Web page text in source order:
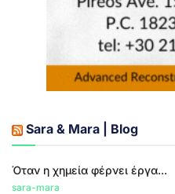
Sara & Mara | Blog
Όταν η χημεία φέρνει έργα...
sara-mara